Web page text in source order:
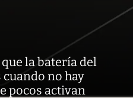
la batería del
no hay
pocos activan